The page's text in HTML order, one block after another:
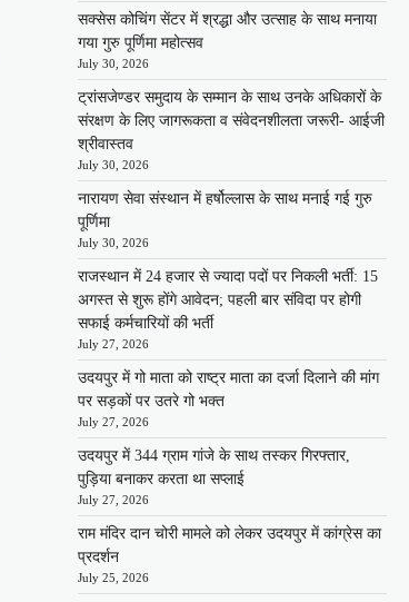
सक्सेस कोचिंग सेंटर में श्रद्धा और उत्साह के साथ मनाया
गया गुरु पूर्णिमा महोत्सव
July 30, 2026
ट्रांसजेण्डर समुदाय के सम्मान के साथ उनके अधिकारों के
संरक्षण के लिए जागरूकता व संवेदनशीलता जरूरी- आईजी
श्रीवास्तव
July 30, 2026
नारायण सेवा संस्थान में हर्षोल्लास के साथ मनाई गई गुरु
पूर्णिमा
July 30, 2026
राजस्थान में 24 हजार से ज्यादा पदों पर निकली भर्ती: 15
अगस्त से शुरू होंगे आवेदन; पहली बार संविदा पर होगी
सफाई कर्मचारियों की भर्ती
July 27, 2026
उदयपुर में गो माता को राष्ट्र माता का दर्जा दिलाने की मांग
पर सड़कों पर उतरे गो भक्त
July 27, 2026
उदयपुर में 344 ग्राम गांजे के साथ तस्कर गिरफ्तार,
पुड़िया बनाकर करता था सप्लाई
July 27, 2026
राम मंदिर दान चोरी मामले को लेकर उदयपुर में कांग्रेस का
प्रदर्शन
July 25, 2026